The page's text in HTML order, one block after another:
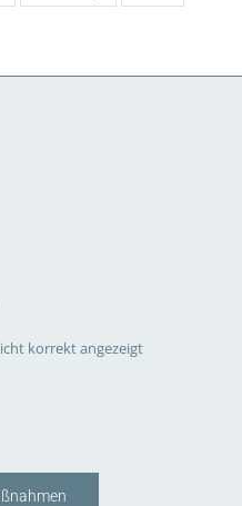
korrekt angezeigt